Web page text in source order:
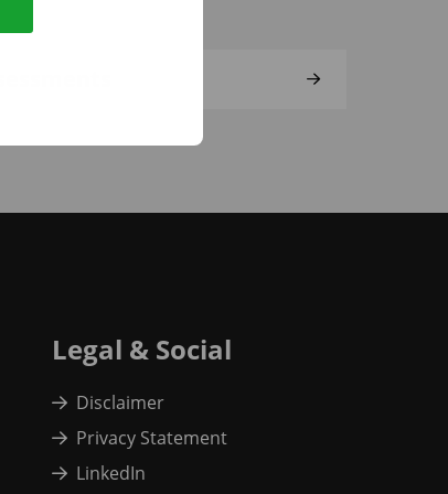
Legal & Social
Disclaimer
Privacy Statement
LinkedIn